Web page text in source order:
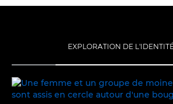
EXPLORATION DE
EXPLORATION DE